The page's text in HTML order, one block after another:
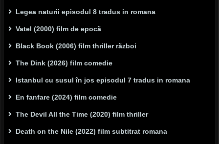
Legea naturii episodul 8 tradus in romana
Vatel (2000) film de epocă
Black Book (2006) film thriller război
The Dink (2026) film comedie
Istanbul cu susul în jos episodul 7 tradus in romana
En fanfare (2024) film comedie
The Devil All the Time (2020) film thriller
Death on the Nile (2022) film subtitrat romana